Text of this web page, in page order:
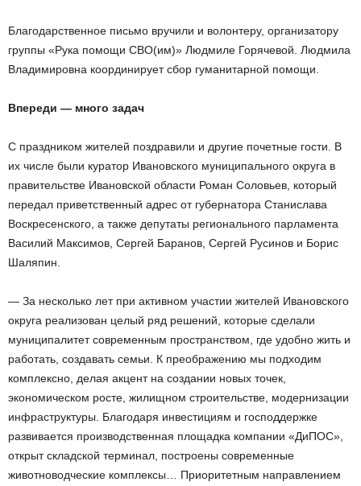
Благодарственное письмо вручили и волонтеру, организатору
группы «Рука помощи СВО(им)» Людмиле Горячевой. Людмила
Владимировна координирует сбор гуманитарной помощи.
Впереди — много задач
С праздником жителей поздравили и другие почетные гости. В
их числе были куратор Ивановского муниципального округа в
правительстве Ивановской области Роман Соловьев, который
передал приветственный адрес от губернатора Станислава
Воскресенского, а также депутаты регионального парламента
Василий Максимов, Сергей Баранов, Сергей Русинов и Борис
Шаляпин.
— За несколько лет при активном участии жителей Ивановского
округа реализован целый ряд решений, которые сделали
муниципалитет современным пространством, где удобно жить и
работать, создавать семьи. К преображению мы подходим
комплексно, делая акцент на создании новых точек,
экономическом росте, жилищном строительстве, модернизации
инфраструктуры. Благодаря инвестициям и господдержке
развивается производственная площадка компании «ДиПОС»,
открыт складской терминал, построены современные
животноводческие комплексы… Приоритетным направлением